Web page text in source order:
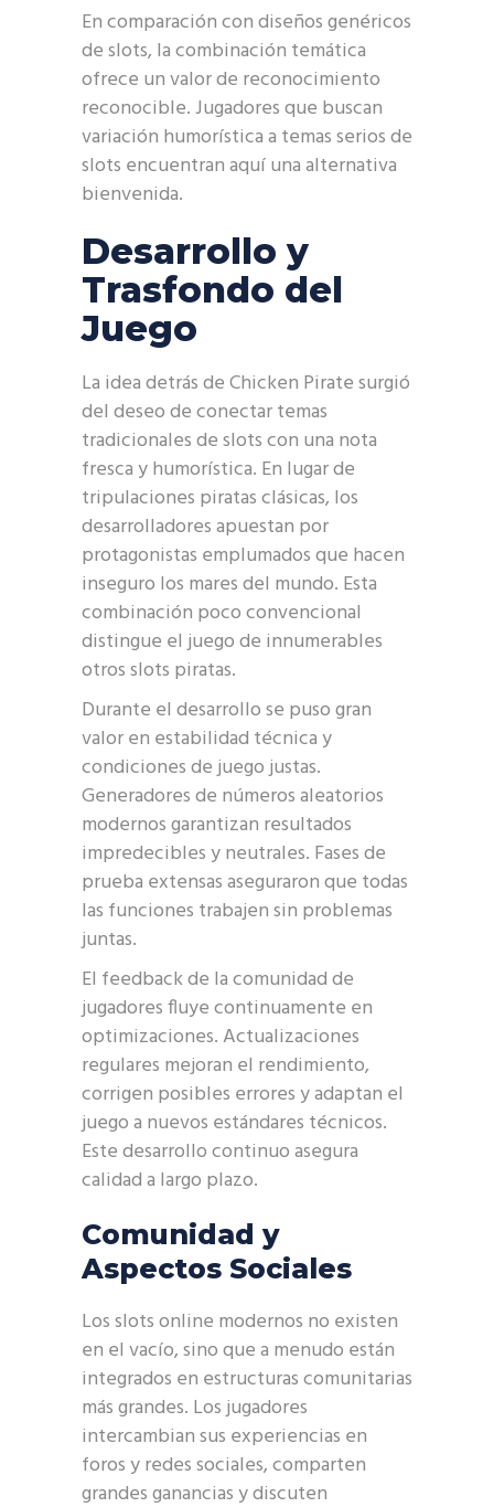
En comparación con diseños genéricos
de slots, la combinación temática
ofrece un valor de reconocimiento
reconocible. Jugadores que buscan
variación humorística a temas serios de
slots encuentran aquí una alternativa
bienvenida.
Desarrollo y
Trasfondo del
Juego
La idea detrás de Chicken Pirate surgió
del deseo de conectar temas
tradicionales de slots con una nota
fresca y humorística. En lugar de
tripulaciones piratas clásicas, los
desarrolladores apuestan por
protagonistas emplumados que hacen
inseguro los mares del mundo. Esta
combinación poco convencional
distingue el juego de innumerables
otros slots piratas.
Durante el desarrollo se puso gran
valor en estabilidad técnica y
condiciones de juego justas.
Generadores de números aleatorios
modernos garantizan resultados
impredecibles y neutrales. Fases de
prueba extensas aseguraron que todas
las funciones trabajen sin problemas
juntas.
El feedback de la comunidad de
jugadores fluye continuamente en
optimizaciones. Actualizaciones
regulares mejoran el rendimiento,
corrigen posibles errores y adaptan el
juego a nuevos estándares técnicos.
Este desarrollo continuo asegura
calidad a largo plazo.
Comunidad y
Aspectos Sociales
Los slots online modernos no existen
en el vacío, sino que a menudo están
integrados en estructuras comunitarias
más grandes. Los jugadores
intercambian sus experiencias en
foros y redes sociales, comparten
grandes ganancias y discuten